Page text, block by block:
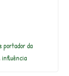
portador da
influência